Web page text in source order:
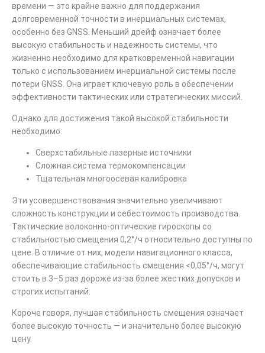
времени — это крайне важно для поддержания
долговременной точности в инерциальных системах,
особенно без GNSS. Меньший дрейф означает более
высокую стабильность и надежность системы, что
жизненно необходимо для кратковременной навигации
только с использованием инерциальной системы после
потери GNSS. Она играет ключевую роль в обеспечении
эффективности тактических или стратегических миссий.
Однако для достижения такой высокой стабильности
необходимо:
Сверхстабильные лазерные источники
Сложная система термокомпенсации
Тщательная многоосевая калибровка
Эти усовершенствования значительно увеличивают
сложность конструкции и себестоимость производства.
Тактические волоконно-оптические гироскопы со
стабильностью смещения 0,2°/ч относительно доступны по
цене. В отличие от них, модели навигационного класса,
обеспечивающие стабильность смещения <0,05°/ч, могут
стоить в 3–5 раз дороже из-за более жестких допусков и
строгих испытаний.
Короче говоря, лучшая стабильность смещения означает
более высокую точность — и значительно более высокую
цену.